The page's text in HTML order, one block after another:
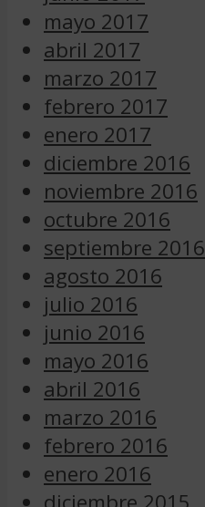
mayo 2017
abril 2017
marzo 2017
febrero 2017
enero 2017
diciembre 2016
noviembre 2016
octubre 2016
septiembre 2016
agosto 2016
julio 2016
junio 2016
mayo 2016
abril 2016
marzo 2016
febrero 2016
enero 2016